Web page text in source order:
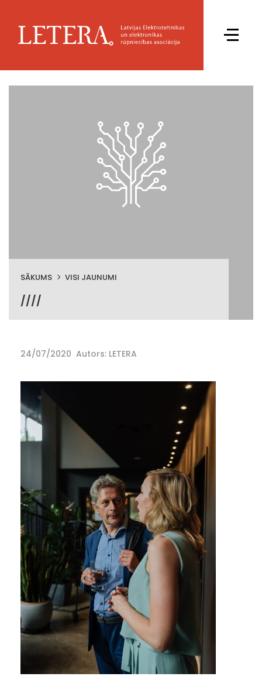
SĀKUMS VISI JAUNUMI
////
24/07/2020 Autors: LETERA